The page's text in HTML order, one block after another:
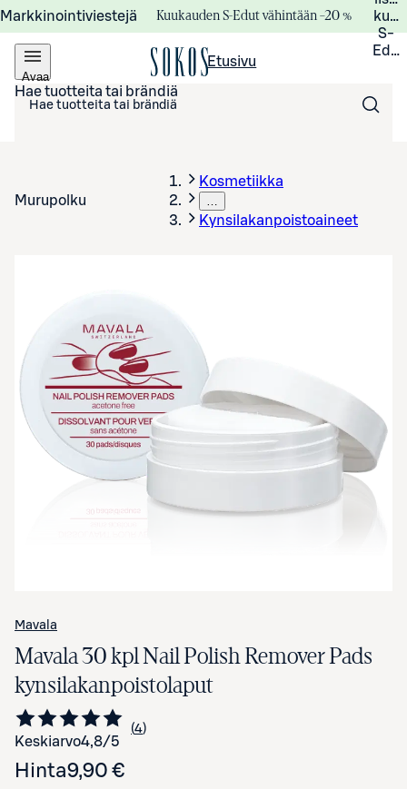
Markkinointiviestejä Kuukauden S-Edut vähintään –20 %
S-
Avaa
valikko
Etusivu
Hae tuotteita tai brändiä
Murupolku
Kosmetiikka
…
Kynsilakanpoistoaineet
Avaa tuotekuva suurennettuna
Mavala
Mavala 30 kpl Nail Polish Remover Pads
kynsilakanpoistolaput
Keskiarvo4,8/5 Siirry arvioihin
4
kappaletta
Hinta9,90 €